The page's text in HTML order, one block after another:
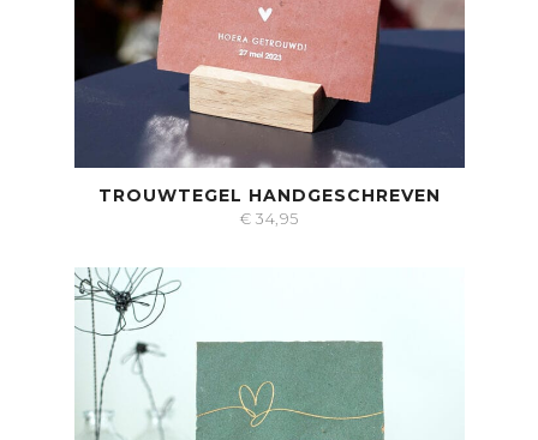
TROUWTEGEL HANDGESCHREVEN
€ 34,95